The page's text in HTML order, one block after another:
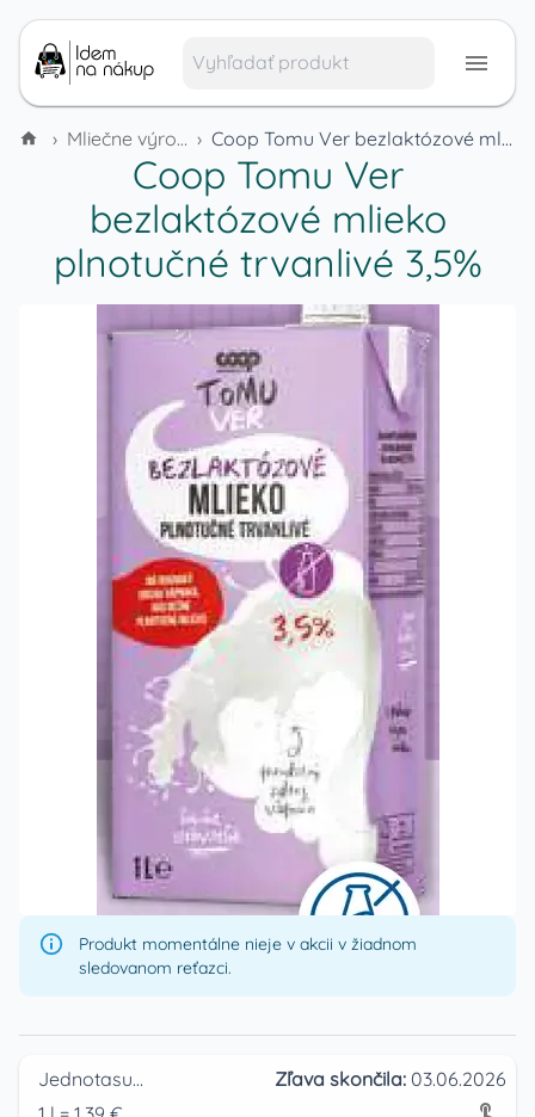
› Mliečne výrobky a vajcia › Coop Tomu Ver bezlaktózové mlieko plnotučné trvanlivé 3,5%
Coop Tomu Ver
bezlaktózové mlieko
plnotučné trvanlivé 3,5%
Produkt momentálne nieje v akcii v žiadnom
sledovanom reťazci.
Jednotasupermarket Zľava skončila: 03.06.2026